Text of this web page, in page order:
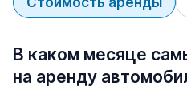
В каком месяце
на аренду